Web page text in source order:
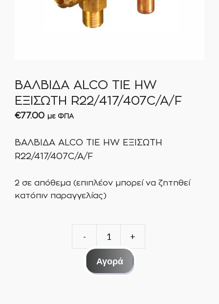
ΒΑΛΒΙΔΑ ALCO TIE HW
ΕΞΙΣΩΤΗ R22/417/407C/A/F
€77.00 με ΦΠΑ
ΒΑΛΒΙΔΑ ALCO TIE HW ΕΞΙΣΩΤΗ
R22/417/407C/A/F
2 σε απόθεμα (επιπλέον μπορεί να ζητηθεί
κατόπιν παραγγελίας)
Αγορά